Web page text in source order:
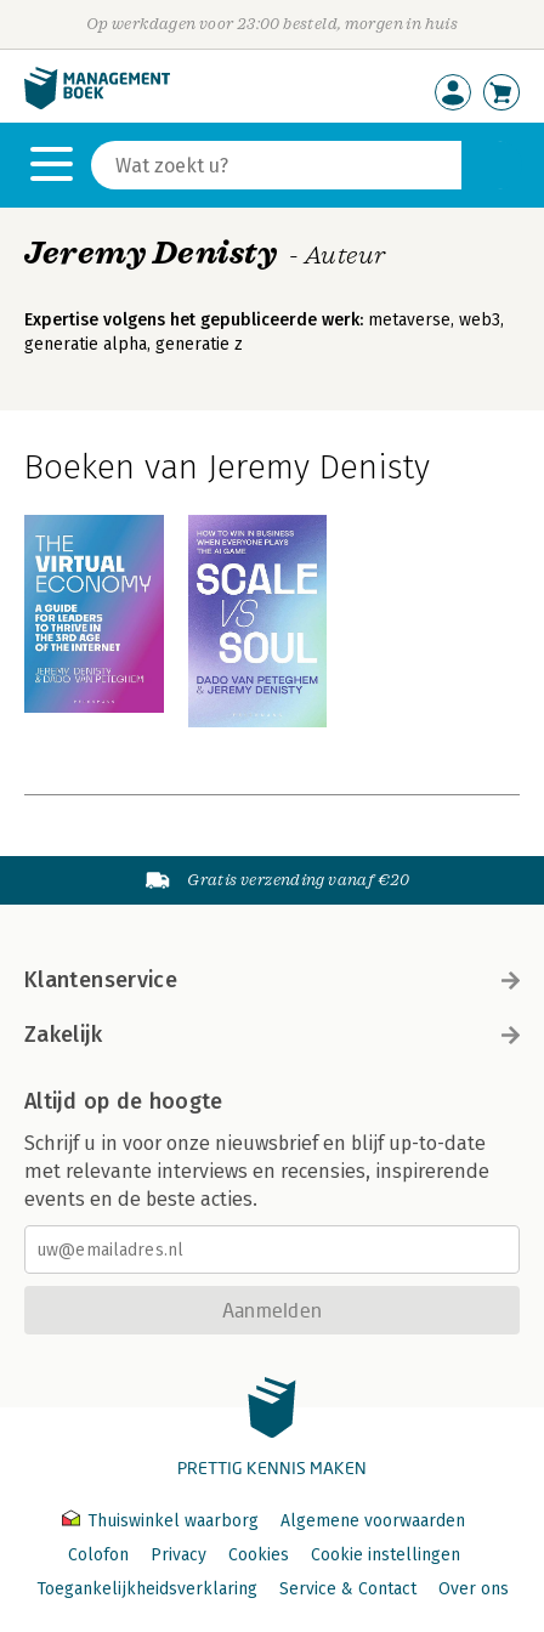
Op werkdagen voor 23:00 besteld, morgen in huis
Jeremy Denisty - Auteur
Expertise volgens het gepubliceerde werk: metaverse, web3,
generatie alpha, generatie z
Boeken van Jeremy Denisty
Gratis verzending vanaf €20
Klantenservice
Zakelijk
Altijd op de hoogte
Schrijf u in voor onze nieuwsbrief en blijf up-to-date
met relevante interviews en recensies, inspirerende
events en de beste acties.
Aanmelden
PRETTIG KENNIS MAKEN
Thuiswinkel waarborg
Algemene voorwaarden
Colofon
Privacy Cookies
Cookie instellingen
Toegankelijkheidsverklaring
Service & Contact Over ons